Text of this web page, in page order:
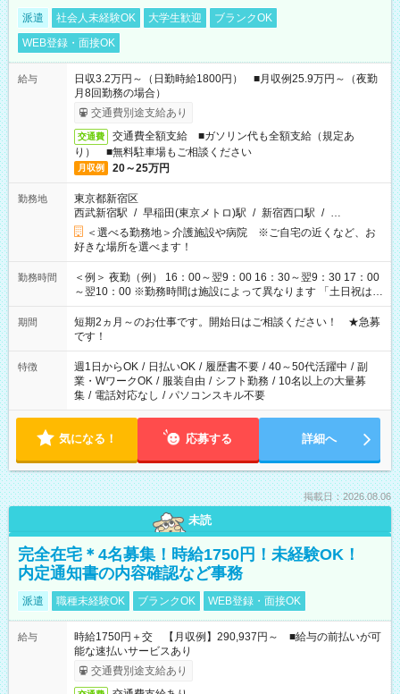
派遣 社会人未経験OK 大学生歓迎
ブランクOK
WEB登録・面接OK
給与
日収3.2万円～（日勤時給1800円） ■月収例25.9万円～（夜勤
月8回勤務の場合）
交通費別途支給あり
交通費
交通費全額支給 ■ガソリン代も全額支給（規定あ
り） ■無料駐車場もご相談ください
月収例 20～25万円
勤務地
東京都新宿区
西武新宿駅 / 早稲田(東京メトロ)駅 / 新宿西口駅 / …
＜選べる勤務地＞介護施設や病院 ※ご自宅の近くなど、お
好きな場所を選べます！
勤務時間
＜例＞ 夜勤（例） 16：00～翌9：00 16：30～翌9：30 17：00
～翌10：00 ※勤務時間は施設によって異なります 「土日祝は休
みたい」 「しっかり稼ぎたい」 「もう少し遅い時間から始めた
い」など ご希望にあったお仕事をご案内いたします。 ※未経験
の方の場合は1～2ヶ月間は日中での仕事を経験いただき、 お
仕事に慣れてからの夜勤になります。 ★家庭の都合でお休みが
必要な場合も遠慮なくご相談ください。
期間
短期2ヵ月～のお仕事です。開始日はご相談ください！ ★急募
です！
特徴 週1日からOK / 日払いOK / 履歴書不要 / 40～50代活躍中 / 副
業・WワークOK / 服装自由 / シフト勤務 / 10名以上の大量募
集 / 電話対応なし / パソコンスキル不要
気になる！ 応募する 詳細へ
掲載日：2026.08.06
未読
完全在宅＊4名募集！時給1750円！未経験OK！
内定通知書の内容確認など事務
派遣 職種未経験OK ブランクOK WEB登録・面接OK
給与
時給1750円＋交 【月収例】290,937円～ ■給与の前払いが可
能な速払いサービスあり
交通費別途支給あり